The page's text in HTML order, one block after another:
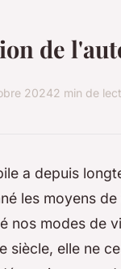
de
20242 min de
a depuis
les moyens
nos modes de
siècle, elle ne